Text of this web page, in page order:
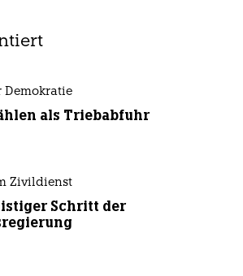
Demokratie
als Triebabfuhr
Zivildienst
Schritt der